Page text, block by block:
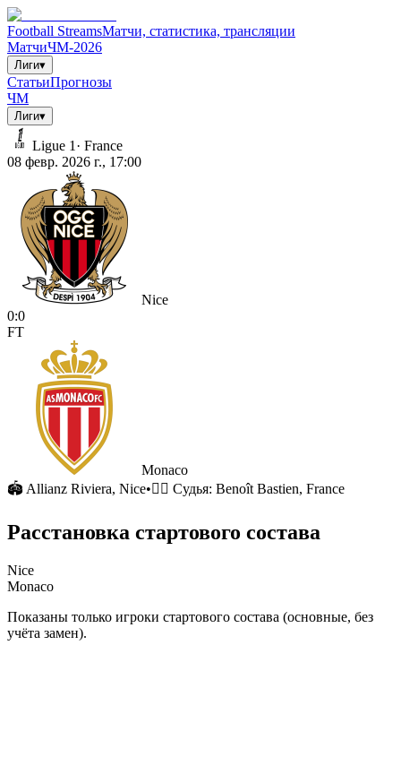
Football StreamsМатчи, статистика, трансляции
МатчиЧМ-2026
Лиги▾
СтатьиПрогнозы
ЧМ
Лиги▾
Ligue 1 · France
08 февр. 2026 г., 17:00
Nice
0:0
FT
Monaco
🏟 Allianz Riviera, Nice•🧑‍⚖️ Судья: Benoît Bastien, France
Расстановка стартового состава
Nice
Monaco
Показаны только игроки стартового состава (основные, без
учёта замен).